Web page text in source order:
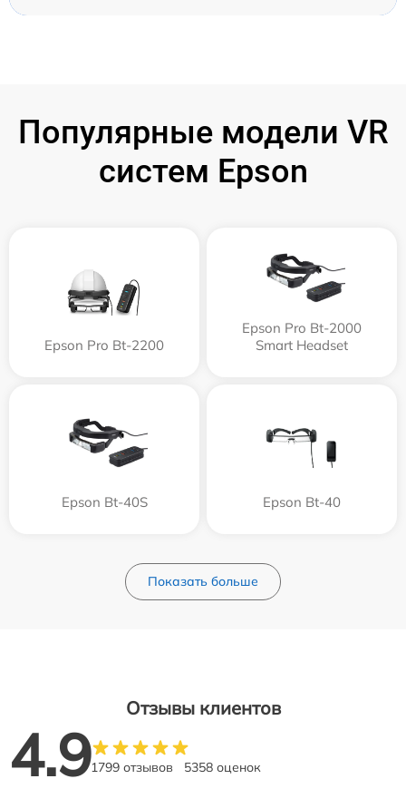
Популярные модели VR
систем Epson
Epson Pro Bt-2200
Epson Pro Bt-2000
Smart Headset
Epson Bt-40S Epson Bt-40
Показать больше
Отзывы клиентов
4.91799 отзывов 5358 оценок